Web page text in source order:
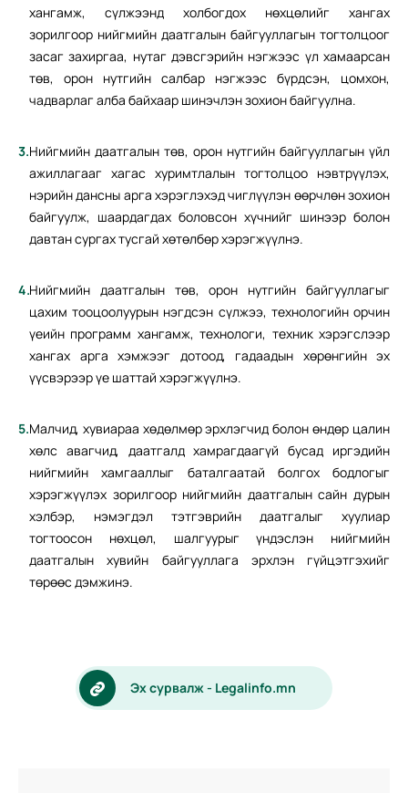
хангамж, сүлжээнд холбогдох нөхцөлийг хангах
зорилгоор нийгмийн даатгалын байгууллагын тогтолцоог
засаг захиргаа, нутаг дэвсгэрийн нэгжээс үл хамаарсан
төв, орон нутгийн салбар нэгжээс бүрдсэн, цомхон,
чадварлаг алба байхаар шинэчлэн зохион байгуулна.
Нийгмийн даатгалын төв, орон нутгийн байгууллагын үйл
ажиллагааг хагас хуримтлалын тогтолцоо нэвтрүүлэх,
нэрийн дансны арга хэрэглэхэд чиглүүлэн өөрчлөн зохион
байгуулж, шаардагдах боловсон хүчнийг шинээр болон
давтан сургах тусгай хөтөлбөр хэрэгжүүлнэ.
Нийгмийн даатгалын төв, орон нутгийн байгууллагыг
цахим тооцоолуурын нэгдсэн сүлжээ, технологийн орчин
үеийн программ хангамж, технологи, техник хэрэгслээр
хангах арга хэмжээг дотоод, гадаадын хөрөнгийн эх
үүсвэрээр үе шаттай хэрэгжүүлнэ.
Малчид, хувиараа хөдөлмөр эрхлэгчид болон өндөр цалин
хөлс авагчид, даатгалд хамрагдаагүй бусад иргэдийн
нийгмийн хамгааллыг баталгаатай болгох бодлогыг
хэрэгжүүлэх зорилгоор нийгмийн даатгалын сайн дурын
хэлбэр, нэмэгдэл тэтгэврийн даатгалыг хуулиар
тогтоосон нөхцөл, шалгуурыг үндэслэн нийгмийн
даатгалын хувийн байгууллага эрхлэн гүйцэтгэхийг
төрөөс дэмжинэ.
Эх сурвалж - Legalinfo.mn